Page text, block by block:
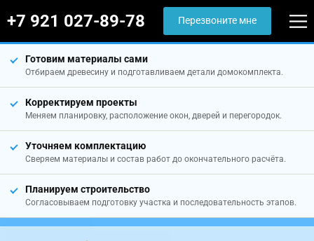
+7 921 027-89-78 Перезвоните мне
Готовим материалы сами
Отбираем древесину и подготавливаем детали домокомплекта.
Корректируем проекты
Меняем планировку, расположение окон, дверей и перегородок.
Уточняем комплектацию
Сверяем материалы и состав работ до окончательного расчёта.
Планируем строительство
Согласовываем подготовку участка и последовательность этапов.